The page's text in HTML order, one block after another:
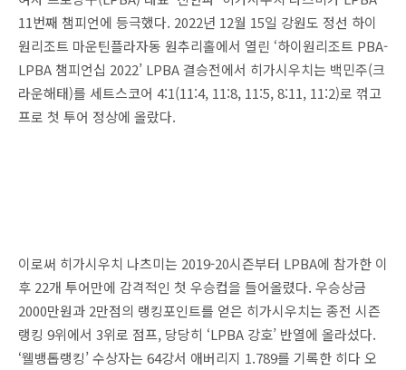
11번째 챔피언에 등극했다. 2022년 12월 15일 강원도 정선 하이
원리조트 마운틴플라자동 원추리홀에서 열린 ‘하이원리조트 PBA-
LPBA 챔피언십 2022’ LPBA 결승전에서 히가시우치는 백민주(크
라운해태)를 세트스코어 4:1(11:4, 11:8, 11:5, 8:11, 11:2)로 꺾고
프로 첫 투어 정상에 올랐다.
이로써 히가시우치 나츠미는 2019-20시즌부터 LPBA에 참가한 이
후 22개 투어만에 감격적인 첫 우승컵을 들어올렸다. 우승상금
2000만원과 2만점의 랭킹포인트를 얻은 히가시우치는 종전 시즌
랭킹 9위에서 3위로 점프, 당당히 ‘LPBA 강호’ 반열에 올라섰다.
‘웰뱅톱랭킹’ 수상자는 64강서 애버리지 1.789를 기록한 히다 오